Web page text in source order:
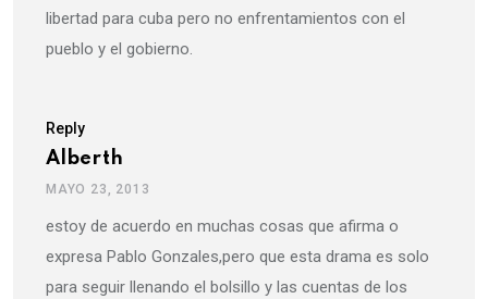
libertad para cuba pero no enfrentamientos con el
pueblo y el gobierno.
Reply
Alberth
MAYO 23, 2013
estoy de acuerdo en muchas cosas que afirma o
expresa Pablo Gonzales,pero que esta drama es solo
para seguir llenando el bolsillo y las cuentas de los